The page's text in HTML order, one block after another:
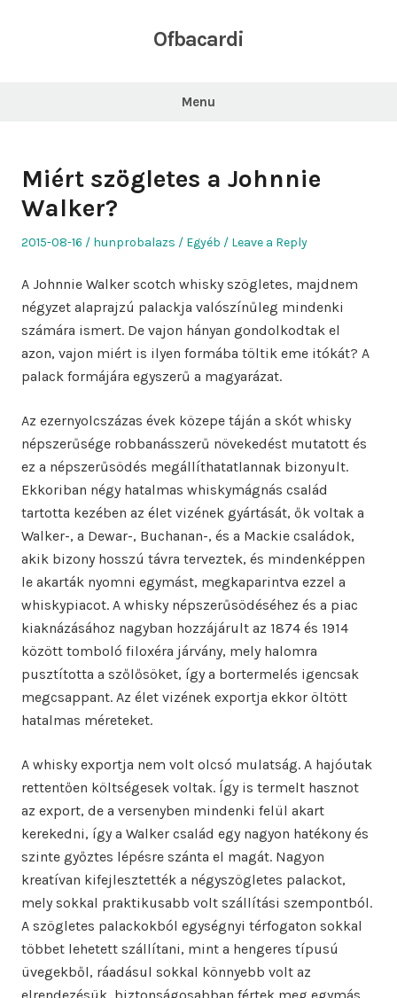
Ofbacardi
Menu
Miért szögletes a Johnnie
Walker?
Posted
2015-08-16 Author
hunprobalazs
Posted
Egyéb Leave a Reply
A Johnnie Walker scotch whisky szögletes, majdnem
négyzet alaprajzú palackja valószínűleg mindenki
számára ismert. De vajon hányan gondolkodtak el
azon, vajon miért is ilyen formába töltik eme itókát? A
palack formájára egyszerű a magyarázat.
Az ezernyolcszázas évek közepe táján a skót whisky
népszerűsége robbanásszerű növekedést mutatott és
ez a népszerűsödés megállíthatatlannak bizonyult.
Ekkoriban négy hatalmas whiskymágnás család
tartotta kezében az élet vizének gyártását, ők voltak a
Walker-, a Dewar-, Buchanan-, és a Mackie családok,
akik bizony hosszú távra terveztek, és mindenképpen
le akarták nyomni egymást, megkaparintva ezzel a
whiskypiacot. A whisky népszerűsödéséhez és a piac
kiaknázásához nagyban hozzájárult az 1874 és 1914
között tomboló filoxéra járvány, mely halomra
pusztította a szőlősöket, így a bortermelés igencsak
megcsappant. Az élet vizének exportja ekkor öltött
hatalmas méreteket.
A whisky exportja nem volt olcsó mulatság. A hajóutak
rettentően költségesek voltak. Így is termelt hasznot
az export, de a versenyben mindenki felül akart
kerekedni, így a Walker család egy nagyon hatékony és
szinte győztes lépésre szánta el magát. Nagyon
kreatívan kifejlesztették a négyszögletes palackot,
mely sokkal praktikusabb volt szállítási szempontból.
A szögletes palackokból egységnyi térfogaton sokkal
többet lehetett szállítani, mint a hengeres típusú
üvegekből, ráadásul sokkal könnyebb volt az